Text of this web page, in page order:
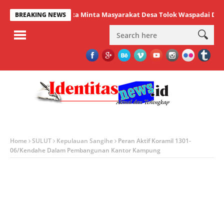
BREAKING NEWS
Lumenta Minta Masyarakat Desa Tolok Waspadai Dampak
Home SULUT Kepulauan Sangihe
Peran Aktif Koramil 1301-
06/Kendahe Dalam Pembangunan Kantor Kampung